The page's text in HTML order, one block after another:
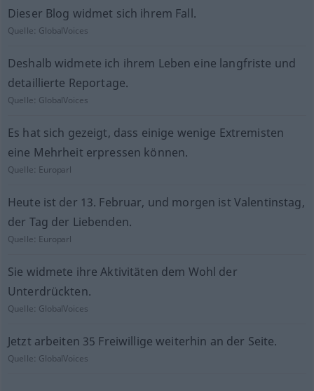
Dieser Blog widmet sich ihrem Fall.
Quelle: GlobalVoices
Deshalb widmete ich ihrem Leben eine langfriste und
detaillierte Reportage.
Quelle: GlobalVoices
Es hat sich gezeigt, dass einige wenige Extremisten
eine Mehrheit erpressen können.
Quelle: Europarl
Heute ist der 13. Februar, und morgen ist Valentinstag,
der Tag der Liebenden.
Quelle: Europarl
Sie widmete ihre Aktivitäten dem Wohl der
Unterdrückten.
Quelle: GlobalVoices
Jetzt arbeiten 35 Freiwillige weiterhin an der Seite.
Quelle: GlobalVoices